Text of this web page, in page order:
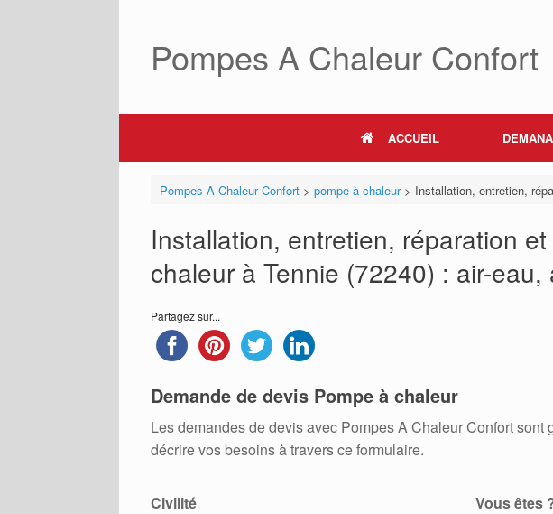
contentPompes A Chaleur Confort
ACCUEIL
Pompes A Chaleur Confort> pompe à chaleur> Installation, entretien,
Installation, entretien, réparation
chaleur à Tennie (72240) : air-eau,
Partagez sur...
Demande de devis Pompe à chaleur
Les demandes de devis avec Pompes A Chaleur Confort sont
décrire vos besoins à travers ce formulaire.
Civilité Vous êtes